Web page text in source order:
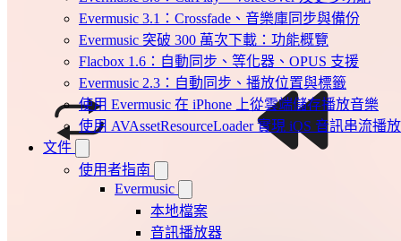
Evermusic 3.1：Crossfade、音樂庫同步與備份
Evermusic 突破 300 萬次下載：功能概覽
Flacbox 1.6：自動同步、等化器、OPUS 支援
Evermusic 2.3：自動同步、播放位置與標籤
使用 Evermusic 在 iPhone 上從雲端儲存播放音樂
使用 AVAssetResourceLoader 實現 iOS 音訊串流播放
文件
使用者指南
Evermusic
本地檔案
音訊播放器